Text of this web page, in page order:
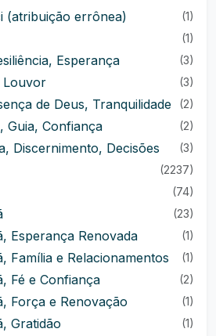
(atribuição errônea) (1)
(1)
Esperança (3)
Louvor (3)
de Deus, Tranquilidade (2)
Guia, Confiança (2)
Discernimento, Decisões (3)
(2237)
(74)
(23)
Esperança Renovada (1)
Família e Relacionamentos (1)
Fé e Confiança (2)
Força e Renovação (1)
Gratidão (1)